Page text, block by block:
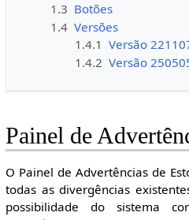
1.3 Botões
1.4 Versões
1.4.1 Versão
1.4.2 Versão
Painel de
O Painel de Advertências de
todas as divergências
possibilidade do sistema